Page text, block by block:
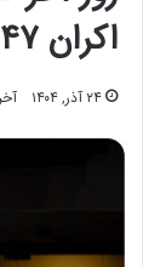
اکران ۴۷ مستند
۲۴ آذر, ۱۴۰۴